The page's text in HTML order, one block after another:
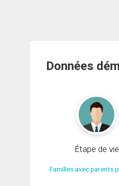
Données
Étape de vie
Familles avec parents